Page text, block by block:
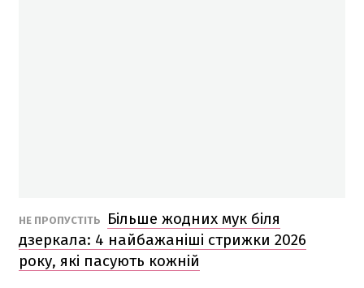
НЕ ПРОПУСТІТЬ
Більше жодних мук біля
дзеркала: 4 найбажаніші стрижки 2026
року, які пасують кожній